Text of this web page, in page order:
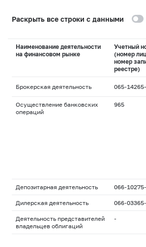
Раскрыть все строки с данными
Наименование деятельности
на финансовом рынке
Учетный
(номер
номер
реестре)
Брокерская деятельность 065-
Осуществление банковских
операций
965
Депозитарная деятельность 066-
Дилерская деятельность 066-
Деятельность представителей
владельцев облигаций
-